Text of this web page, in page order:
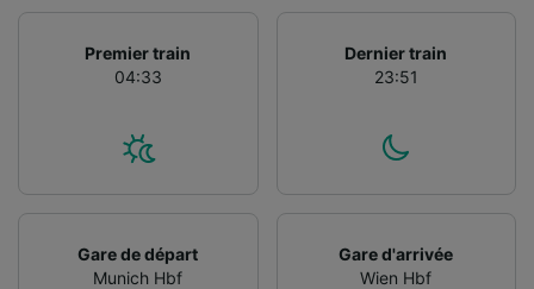
Premier train
04:33
Dernier train
23:51
Gare de départ
Munich Hbf
Gare d'arrivée
Wien Hbf
finalités suivantes :
précises. Analyser activement les
caractéristiques de l’appareil pour
informations sur un appareil. Publicités et
contenu personnalisés, mesure de
Liste de nos partenaires (fournisseurs)